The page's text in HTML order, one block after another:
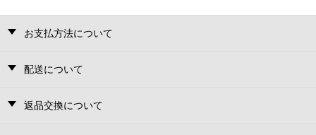
お支払方法について
配送について
返品交換について